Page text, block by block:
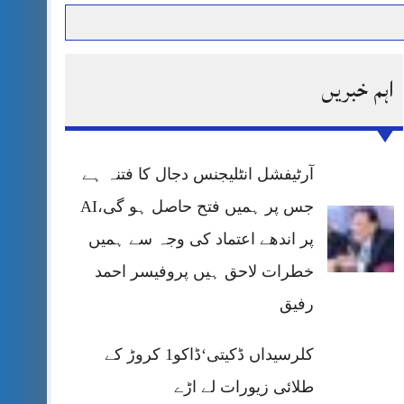
پر قربان
پریس کانفرنس
اہم خبریں
آرٹیفشل انٹلیجنس دجال کا فتنہ ہے
جس پر ہمیں فتح حاصل ہو گی،AI
پر اندھے اعتماد کی وجہ سے ہمیں
خطرات لاحق ہیں پروفیسر احمد
رفیق
کلرسیداں ڈکیتی‘ڈاکو1 کروڑ کے
طلائی زیورات لے اڑے